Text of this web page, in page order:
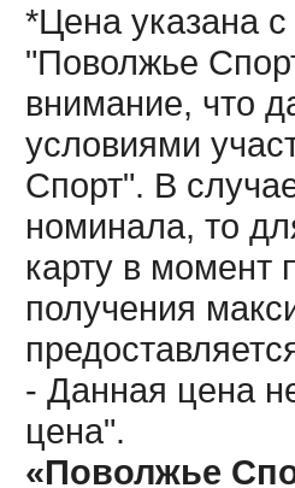
*Цена указана
"Поволжье
внимание, что
условиями
Спорт". В
номинала, то
карту в момент
получения
- Данная цена
цена".
«Поволжье